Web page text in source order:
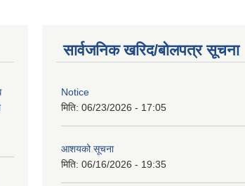
सार्वजनिक खरिद/बोलपत्र सूचना
Notice
मिति: 06/23/2026 - 17:05
आशयको सूचना
मिति: 06/16/2026 - 19:35